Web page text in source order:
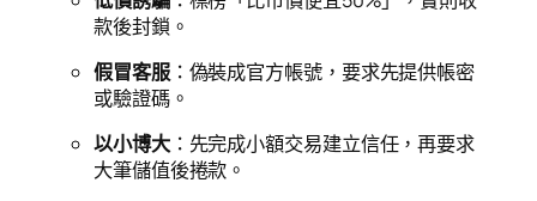
款後封鎖。
假冒客服：偽裝成官方帳號，要求先提供帳密
或驗證碼。
以小博大：先完成小額交易建立信任，再要求
大筆儲值後捲款。